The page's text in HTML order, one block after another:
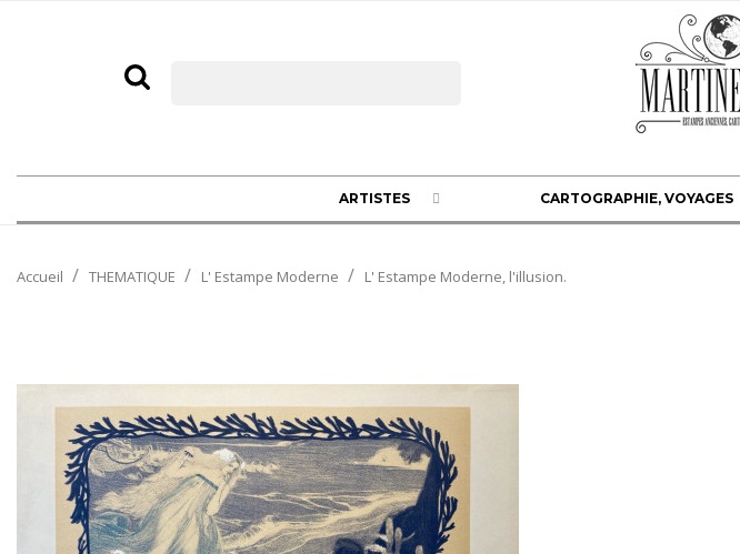
ARTISTES CARTOGRAPHIE, VOYAGES
Accueil THEMATIQUE L' Estampe Moderne L' Estampe Moderne, l'illusion.